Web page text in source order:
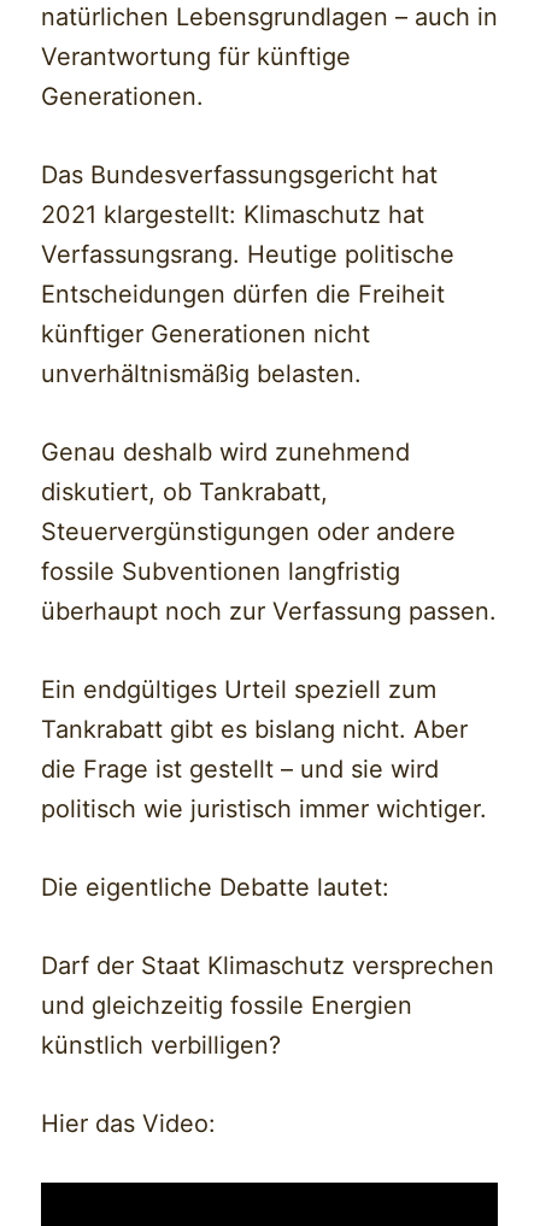
natürlichen Lebensgrundlagen – auch in
Verantwortung für künftige
Generationen.
Das Bundesverfassungsgericht hat
2021 klargestellt: Klimaschutz hat
Verfassungsrang. Heutige politische
Entscheidungen dürfen die Freiheit
künftiger Generationen nicht
unverhältnismäßig belasten.
Genau deshalb wird zunehmend
diskutiert, ob Tankrabatt,
Steuervergünstigungen oder andere
fossile Subventionen langfristig
überhaupt noch zur Verfassung passen.
Ein endgültiges Urteil speziell zum
Tankrabatt gibt es bislang nicht. Aber
die Frage ist gestellt – und sie wird
politisch wie juristisch immer wichtiger.
Die eigentliche Debatte lautet:
Darf der Staat Klimaschutz versprechen
und gleichzeitig fossile Energien
künstlich verbilligen?
Hier das Video: